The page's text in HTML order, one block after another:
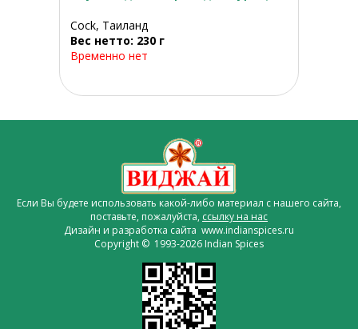
Cock, Таиланд
Вес нетто: 230 г
Временно нет
Если Вы будете использовать какой-либо материал с нашего сайта,
поставьте, пожалуйста, ссылку на нас
Дизайн и разработка сайта www.indianspices.ru
Copyright © 1993-2026 Indian Spices